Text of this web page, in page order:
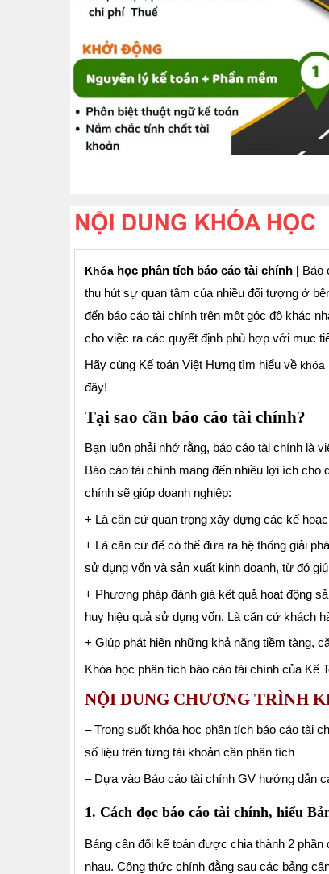
Khóa học phân tích báo cáo tài chính | Báo
thu hút sự quan tâm của nhiều đối tượng ở
đến báo cáo tài chính trên một góc độ khác
cho việc ra các quyết định phù hợp với mục
Hãy cùng Kế toán Việt Hưng tìm hiểu về khóa
đây!
Tại sao cần báo cáo tài chính?
Bạn luôn phải nhớ rằng, báo cáo tài chính là
Báo cáo tài chính mang đến nhiều lợi ích cho
chính sẽ giúp doanh nghiệp:
+ Là căn cứ quan trọng xây dựng các kế
+ Là căn cứ để có thể đưa ra hệ thống giải
sử dụng vốn và sản xuất kinh doanh, từ đó
+ Phương pháp đánh giá kết quả hoạt động
huy hiệu quả sử dụng vốn. Là căn cứ khách
+ Giúp phát hiện những khả năng tiềm tàng,
Khóa học phân tích báo cáo tài chính của Kế
NỘI DUNG CHƯƠNG TRÌNH
– Trong suốt khóa học phân tích báo cáo tài
số liệu trên từng tài khoản cần phân tích
– Dựa vào Báo cáo tài chính GV hướng dẫn
1. Cách đọc báo cáo tài chính, hiểu
Bảng cân đối kế toán được chia thành 2
nhau. Công thức chính đằng sau các bảng